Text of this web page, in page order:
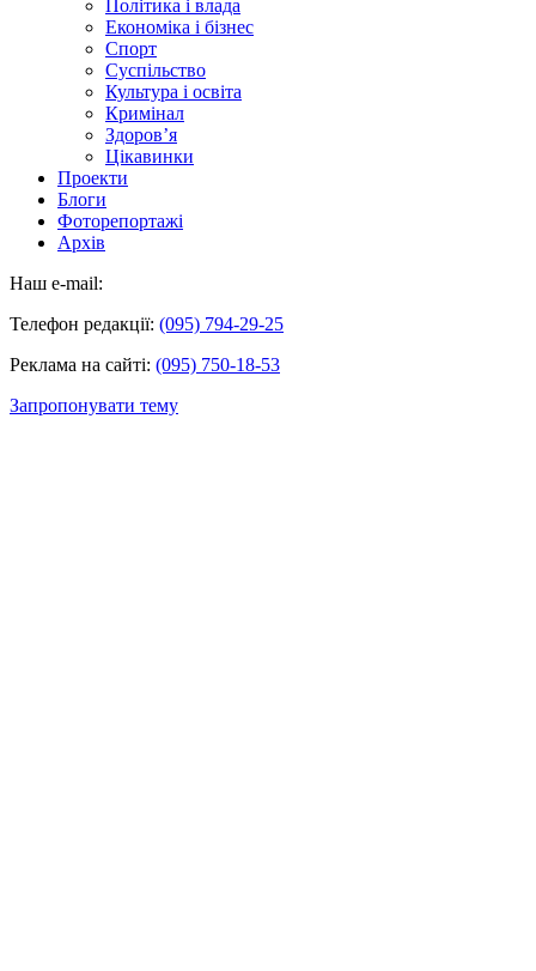
Політика і влада
Економіка і бізнес
Спорт
Суспільство
Культура і освіта
Кримінал
Здоров’я
Цікавинки
Проекти
Блоги
Фоторепортажі
Архів
Наш e-mail:
Телефон редакції: (095) 794-29-25
Реклама на сайті: (095) 750-18-53
Запропонувати тему